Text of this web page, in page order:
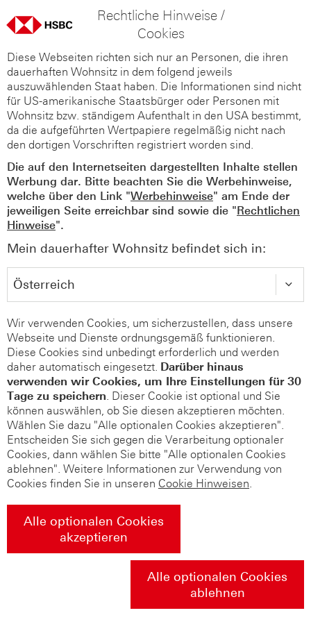
Rechtliche Hinweise /
Cookies
Diese Webseiten richten sich nur an Personen, die ihren
dauerhaften Wohnsitz in dem folgend jeweils
auszuwählenden Staat haben. Die Informationen sind nicht
für US-amerikanische Staatsbürger oder Personen mit
Wohnsitz bzw. ständigem Aufenthalt in den USA bestimmt,
da die aufgeführten Wertpapiere regelmäßig nicht nach
den dortigen Vorschriften registriert worden sind.
Die auf den Internetseiten dargestellten Inhalte stellen
Werbung dar. Bitte beachten Sie die Werbehinweise,
welche über den Link "Werbehinweise" am Ende der
jeweiligen Seite erreichbar sind sowie die "Rechtlichen
Hinweise".
Mein dauerhafter Wohnsitz befindet sich in:
Wir verwenden Cookies, um sicherzustellen, dass unsere
Webseite und Dienste ordnungsgemäß funktionieren.
Diese Cookies sind unbedingt erforderlich und werden
daher automatisch eingesetzt. Darüber hinaus
verwenden wir Cookies, um Ihre Einstellungen für 30
Tage zu speichern. Dieser Cookie ist optional und Sie
können auswählen, ob Sie diesen akzeptieren möchten.
Wählen Sie dazu "Alle optionalen Cookies akzeptieren".
Entscheiden Sie sich gegen die Verarbeitung optionaler
Cookies, dann wählen Sie bitte "Alle optionalen Cookies
ablehnen". Weitere Informationen zur Verwendung von
Cookies finden Sie in unseren Cookie Hinweisen.
Alle optionalen Cookies
akzeptieren
Alle optionalen Cookies
ablehnen